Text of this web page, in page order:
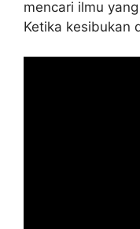
mencari ilmu
Ketika kesibukan